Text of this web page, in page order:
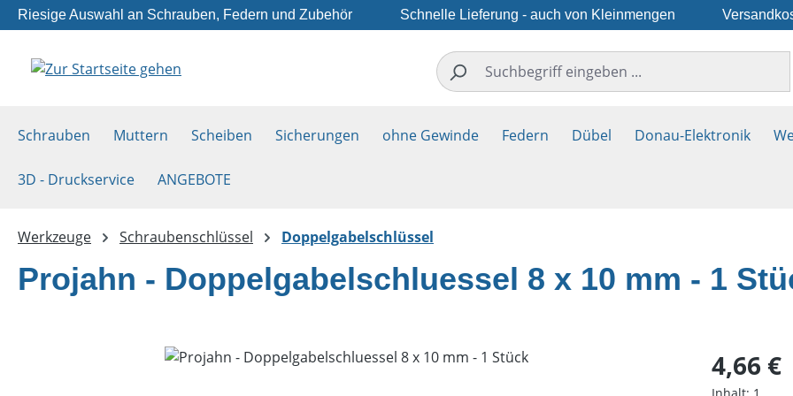
Hauptinhalt springen
Zur Suche springen
Zur Hauptnavigation springen
Riesige Auswahl an Schrauben, Federn und Zubehör Schnelle Lieferung - auch von Kleinmengen
Schrauben Muttern Scheiben Sicherungen ohne Gewinde Federn Dübel Donau-Elektronik
3D - Druckservice ANGEBOTE
Werkzeuge Schraubenschlüssel Doppelgabelschlüssel
Projahn - Doppelgabelschluessel 8 x 10 mm - 1
Bildergalerie überspringen Regulärer
4,66 €